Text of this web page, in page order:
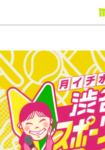
ドラマ
スポーツ
動画イズム
天気・防災